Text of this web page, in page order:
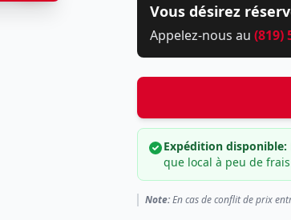
Vous désirez
Appelez-nous au (819)
Expédition disponible:
que local à peu de frais
Note:En cas de conflit de prix